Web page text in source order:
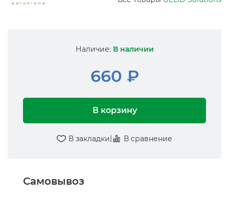
Наличие: В наличии
660 ₽
В корзину
В закладки| В сравнение
Самовывоз